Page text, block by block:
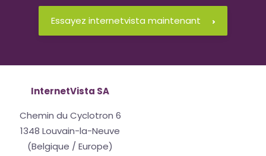
Essayez internetvista maintenant
InternetVista SA
Chemin du Cyclotron 6
1348 Louvain-la-Neuve
(Belgique / Europe)